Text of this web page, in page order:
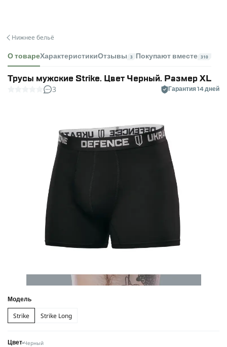
Нижнее бельё
О товареХарактеристикиОтзывы 3 Покупают вместе 310
Трусы мужские Strike. Цвет Черный. Размер XL
3 Гарантия 14 дней
Модель
Strike Strike Long
Цвет Черный